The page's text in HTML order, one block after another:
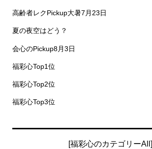
高齢者レクPickup大暑7月23日
夏の夜空はどう？
会心のPickup8月3日
福彩心Top1位
福彩心Top2位
福彩心Top3位
[福彩心のカテゴリーAll]